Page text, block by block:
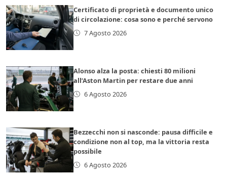
Certificato di proprietà e documento unico
di circolazione: cosa sono e perché servono
7 Agosto 2026
Alonso alza la posta: chiesti 80 milioni
all’Aston Martin per restare due anni
6 Agosto 2026
Bezzecchi non si nasconde: pausa difficile e
condizione non al top, ma la vittoria resta
possibile
6 Agosto 2026